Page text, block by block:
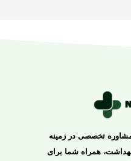
مشاوره تخصصی در زمینه
همراه شما برای